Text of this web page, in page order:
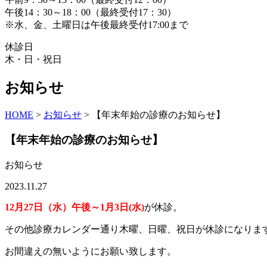
午後14：30～18：00（最終受付17：30）
※水、金、土曜日は午後最終受付17:00まで
休診日
木・日・祝日
お知らせ
HOME > お知らせ > 【年末年始の診療のお知らせ】
【年末年始の診療のお知らせ】
お知らせ
2023.11.27
12月27日（水）午後～1月3日(水)が休診。
その他診療カレンダー通り木曜、日曜、祝日が休診になりま
お間違えの無いようにお願い致します。